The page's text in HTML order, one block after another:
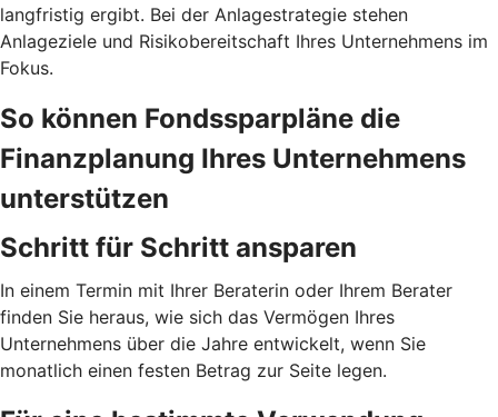
langfristig ergibt. Bei der Anlagestrategie stehen
Anlageziele und Risikobereitschaft Ihres Unternehmens im
Fokus.
So können Fondssparpläne die
Finanzplanung Ihres Unternehmens
unterstützen
Schritt für Schritt ansparen
In einem Termin mit Ihrer Beraterin oder Ihrem Berater
finden Sie heraus, wie sich das Vermögen Ihres
Unternehmens über die Jahre entwickelt, wenn Sie
monatlich einen festen Betrag zur Seite legen.